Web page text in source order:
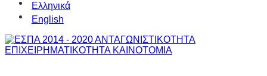
Ελληνικά
English